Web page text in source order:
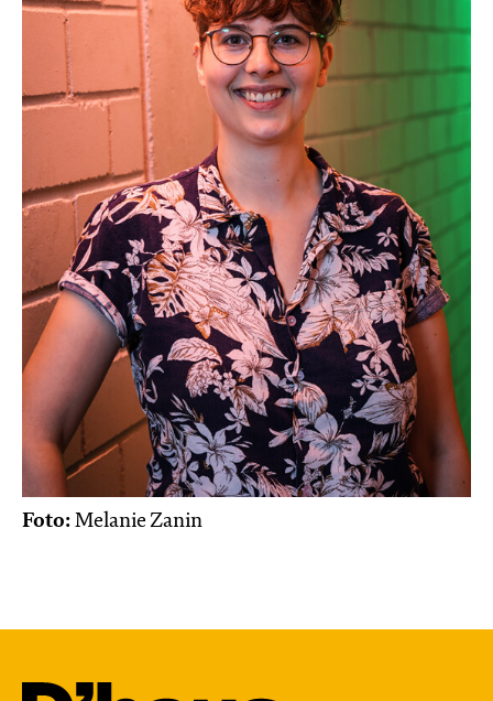
Foto: Melanie Zanin